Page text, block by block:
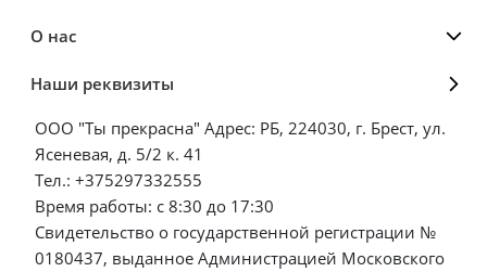
О нас
Наши реквизиты
ООО "Ты прекрасна" Адрес: РБ, 224030, г. Брест, ул.
Ясеневая, д. 5/2 к. 41
Тел.: +375297332555
Время работы: с 8:30 до 17:30
Свидетельство о государственной регистрации №
0180437, выданное Администрацией Московского